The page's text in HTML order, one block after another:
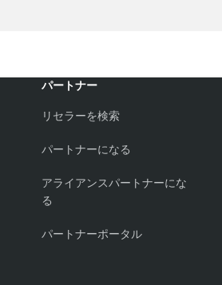
パートナー
リセラーを検索
パートナーになる
アライアンスパートナーにな
る
パートナーポータル